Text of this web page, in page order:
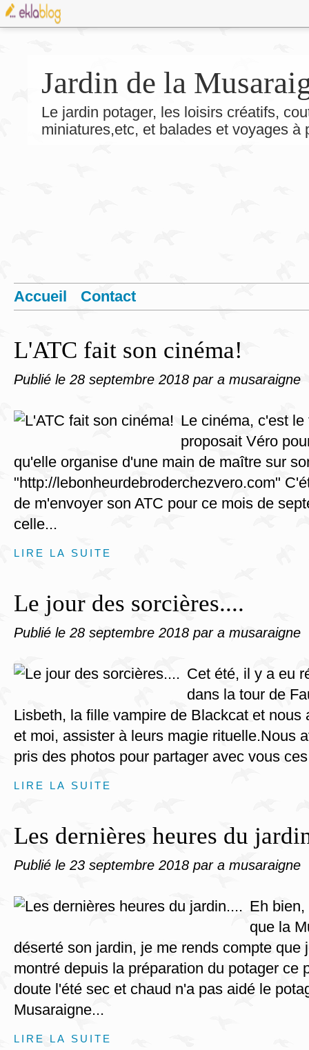
Jardin de la
Le jardin potager, les loisirs créatifs,
miniatures,etc, et balades et voyages
Accueil Contact
L'ATC fait son cinéma!
Publié le 28 septembre 2018 par a musaraigne
Le cinéma, c'est
proposait Véro
qu'elle organise d'une main de maître sur
"http://lebonheurdebroderchezvero.com"
de m'envoyer son ATC pour ce mois de
celle...
LIRE LA SUITE
Le jour des sorcières....
Publié le 28 septembre 2018 par a musaraigne
Cet été, il y a eu
dans la tour de
Lisbeth, la fille vampire de Blackcat et nous
et moi, assister à leurs magie rituelle.Nous
pris des photos pour partager avec vous
LIRE LA SUITE
Les dernières heures du
Publié le 23 septembre 2018 par a musaraigne
Eh
que la
déserté son jardin, je me rends compte que
montré depuis la préparation du potager ce
doute l'été sec et chaud n'a pas aidé le
Musaraigne...
LIRE LA SUITE